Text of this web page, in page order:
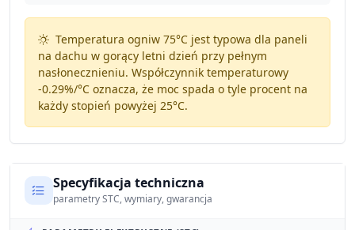
Temperatura ogniw 75°C jest typowa dla paneli
na dachu w gorący letni dzień przy pełnym
nasłonecznieniu. Współczynnik temperaturowy
-0.29%/°Coznacza, że moc spada o tyle procent na
każdy stopień powyżej 25°C.
Specyfikacja techniczna
parametry STC, wymiary, gwarancja